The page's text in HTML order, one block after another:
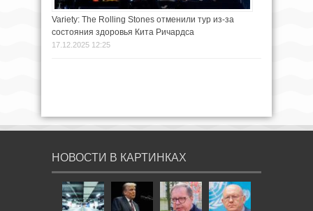
Variety: The Rolling Stones отменили тур из‑за
состояния здоровья Кита Ричардса
17.12.2025 12:25
НОВОСТИ В КАРТИНКАХ